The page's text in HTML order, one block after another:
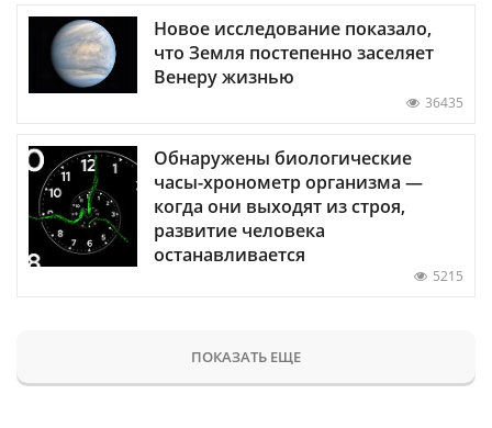
Новое исследование показало,
что Земля постепенно заселяет
Венеру жизнью
36435
Обнаружены биологические
часы-хронометр организма —
когда они выходят из строя,
развитие человека
останавливается
5215
ПОКАЗАТЬ ЕЩЕ